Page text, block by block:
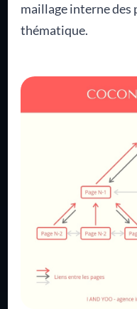
maillage interne des
thématique.